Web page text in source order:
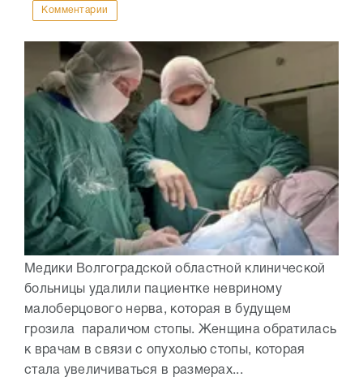
Комментарии
Медики Волгоградской областной клинической
больницы удалили пациентке невриному
малоберцового нерва, которая в будущем
грозила параличом стопы. Женщина обратилась
к врачам в связи с опухолью стопы, которая
стала увеличиваться в размерах...